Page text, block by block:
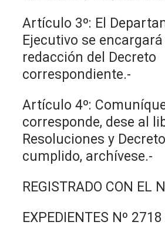
Artículo 3º: El
Ejecutivo se
redacción del Decreto
correspondiente.-
Artículo 4º:
corresponde, dese al
Resoluciones y
cumplido, archívese.-
REGISTRADO CON EL
EXPEDIENTES Nº